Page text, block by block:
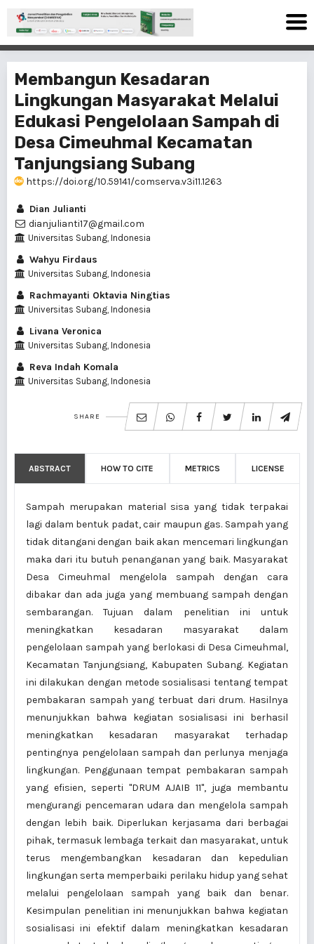
Membangun Kesadaran
Lingkungan Masyarakat Melalui
Edukasi Pengelolaan Sampah di
Desa Cimeuhmal Kecamatan
Tanjungsiang Subang
https://doi.org/10.59141/comserva.v3i11.1263
Dian Julianti
dianjulianti17@gmail.com
Universitas Subang, Indonesia
Wahyu Firdaus
Universitas Subang, Indonesia
Rachmayanti Oktavia Ningtias
Universitas Subang, Indonesia
Livana Veronica
Universitas Subang, Indonesia
Reva Indah Komala
Universitas Subang, Indonesia
SHARE
ABSTRACT HOW TO CITE METRICS LICENSE
Sampah merupakan material sisa yang tidak terpakai
lagi dalam bentuk padat, cair maupun gas. Sampah yang
tidak ditangani dengan baik akan mencemari lingkungan
maka dari itu butuh penanganan yang baik. Masyarakat
Desa Cimeuhmal mengelola sampah dengan cara
dibakar dan ada juga yang membuang sampah dengan
sembarangan. Tujuan dalam penelitian ini untuk
meningkatkan kesadaran masyarakat dalam
pengelolaan sampah yang berlokasi di Desa Cimeuhmal,
Kecamatan Tanjungsiang, Kabupaten Subang. Kegiatan
ini dilakukan dengan metode sosialisasi tentang tempat
pembakaran sampah yang terbuat dari drum. Hasilnya
menunjukkan bahwa kegiatan sosialisasi ini berhasil
meningkatkan kesadaran masyarakat terhadap
pentingnya pengelolaan sampah dan perlunya menjaga
lingkungan. Penggunaan tempat pembakaran sampah
yang efisien, seperti "DRUM AJAIB 11", juga membantu
mengurangi pencemaran udara dan mengelola sampah
dengan lebih baik. Diperlukan kerjasama dari berbagai
pihak, termasuk lembaga terkait dan masyarakat, untuk
terus mengembangkan kesadaran dan kepedulian
lingkungan serta memperbaiki perilaku hidup yang sehat
melalui pengelolaan sampah yang baik dan benar.
Kesimpulan penelitian ini menunjukkan bahwa kegiatan
sosialisasi ini efektif dalam meningkatkan kesadaran